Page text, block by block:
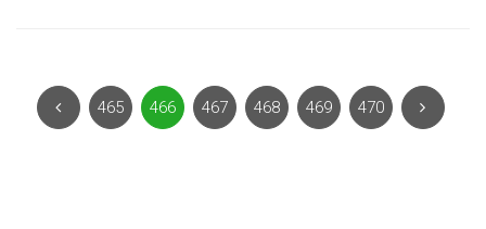
465 466 467 468 469 470